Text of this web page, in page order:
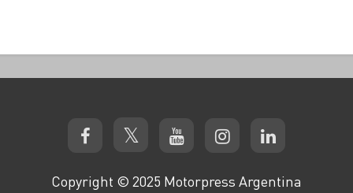
Copyright © 2025 Motorpress Argentina